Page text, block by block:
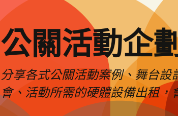
公關活動企
分享各式公關活動案例、舞台
會、活動所需的硬體設備出租